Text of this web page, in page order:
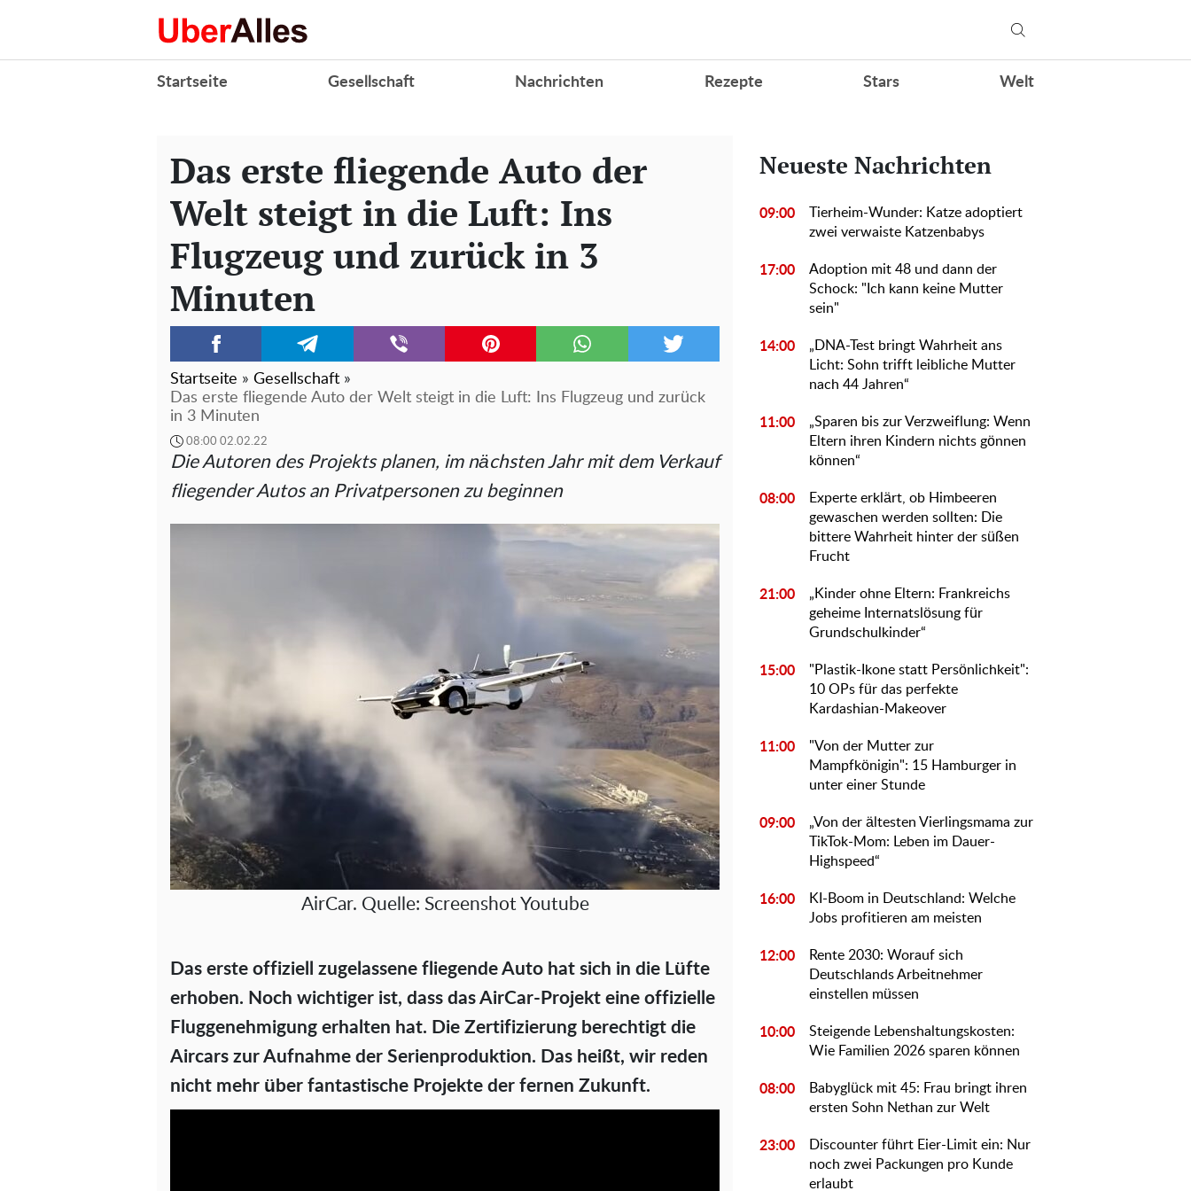
Startseite Gesellschaft Nachrichten Rezepte Stars Welt
Das erste fliegende Auto der
Welt steigt in die Luft: Ins
Flugzeug und zurück in 3
Minuten
Startseite » Gesellschaft »
Das erste fliegende Auto der Welt steigt in die Luft: Ins Flugzeug und zurück
in 3 Minuten
08:00 02.02.22
Die Autoren des Projekts planen, im nächsten Jahr mit dem Verkauf
fliegender Autos an Privatpersonen zu beginnen
AirCar. Quelle: Screenshot Youtube
Das erste offiziell zugelassene fliegende Auto hat sich in die Lüfte
erhoben. Noch wichtiger ist, dass das AirCar-Projekt eine offizielle
Fluggenehmigung erhalten hat. Die Zertifizierung berechtigt die
Aircars zur Aufnahme der Serienproduktion. Das heißt, wir reden
nicht mehr über fantastische Projekte der fernen Zukunft.
Neueste Nachrichten
09:00
Tierheim-Wunder: Katze adoptiert
zwei verwaiste Katzenbabys
17:00
Adoption mit 48 und dann der
Schock: "Ich kann keine Mutter
sein"
14:00
„DNA-Test bringt Wahrheit ans
Licht: Sohn trifft leibliche Mutter
nach 44 Jahren“
11:00
„Sparen bis zur Verzweiflung: Wenn
Eltern ihren Kindern nichts gönnen
können“
08:00
Experte erklärt, ob Himbeeren
gewaschen werden sollten: Die
bittere Wahrheit hinter der süßen
Frucht
21:00
„Kinder ohne Eltern: Frankreichs
geheime Internatslösung für
Grundschulkinder“
15:00
"Plastik-Ikone statt Persönlichkeit":
10 OPs für das perfekte
Kardashian-Makeover
11:00
"Von der Mutter zur
Mampfkönigin": 15 Hamburger in
unter einer Stunde
09:00
„Von der ältesten Vierlingsmama zur
TikTok-Mom: Leben im Dauer-
Highspeed“
16:00
KI-Boom in Deutschland: Welche
Jobs profitieren am meisten
12:00
Rente 2030: Worauf sich
Deutschlands Arbeitnehmer
einstellen müssen
10:00
Steigende Lebenshaltungskosten:
Wie Familien 2026 sparen können
08:00
Babyglück mit 45: Frau bringt ihren
ersten Sohn Nethan zur Welt
23:00
Discounter führt Eier-Limit ein: Nur
noch zwei Packungen pro Kunde
erlaubt